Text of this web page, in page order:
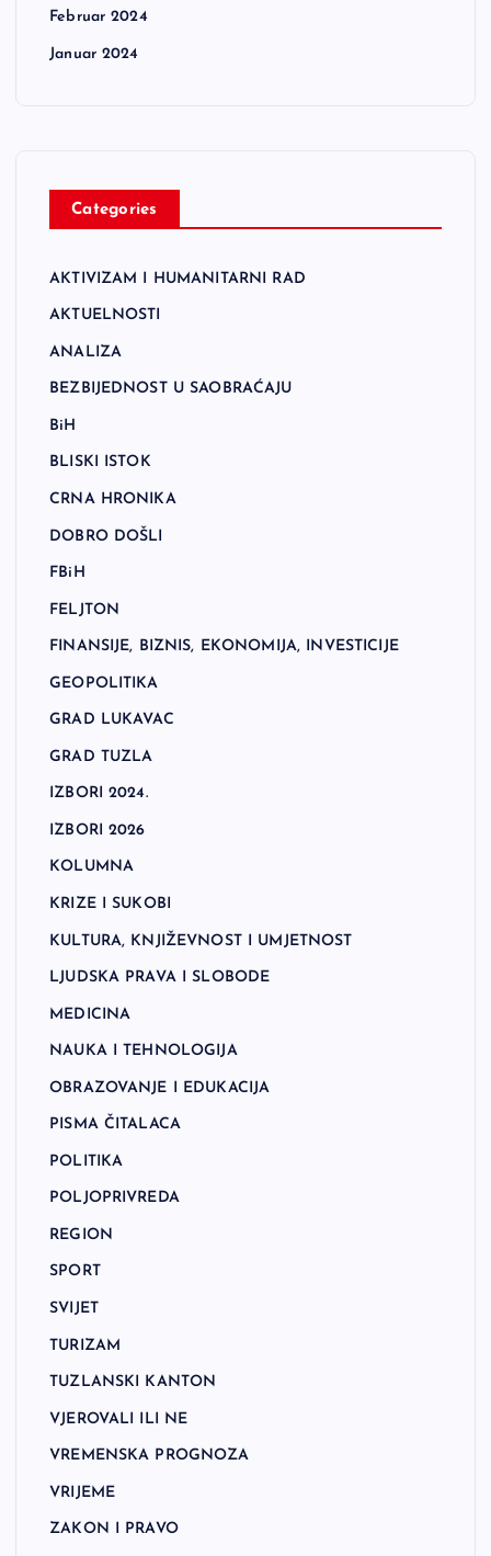
Februar 2024
Januar 2024
Categories
AKTIVIZAM I HUMANITARNI RAD
AKTUELNOSTI
ANALIZA
BEZBIJEDNOST U SAOBRAĆAJU
BiH
BLISKI ISTOK
CRNA HRONIKA
DOBRO DOŠLI
FBiH
FELJTON
FINANSIJE, BIZNIS, EKONOMIJA, INVESTICIJE
GEOPOLITIKA
GRAD LUKAVAC
GRAD TUZLA
IZBORI 2024.
IZBORI 2026
KOLUMNA
KRIZE I SUKOBI
KULTURA, KNJIŽEVNOST I UMJETNOST
LJUDSKA PRAVA I SLOBODE
MEDICINA
NAUKA I TEHNOLOGIJA
OBRAZOVANJE I EDUKACIJA
PISMA ČITALACA
POLITIKA
POLJOPRIVREDA
REGION
SPORT
SVIJET
TURIZAM
TUZLANSKI KANTON
VJEROVALI ILI NE
VREMENSKA PROGNOZA
VRIJEME
ZAKON I PRAVO